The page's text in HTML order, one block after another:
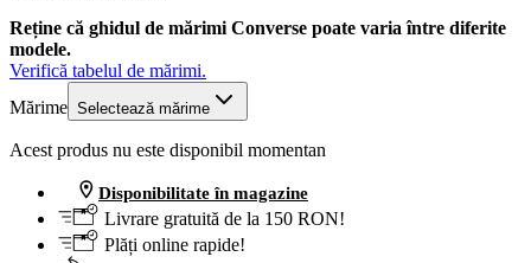
Reține că ghidul de mărimi Converse poate varia între diferite
modele.
Verifică tabelul de mărimi.
Mărime Selectează mărime
Acest produs nu este disponibil momentan
Disponibilitate în magazine
Livrare gratuită de la 150 RON!
Plăți online rapide!